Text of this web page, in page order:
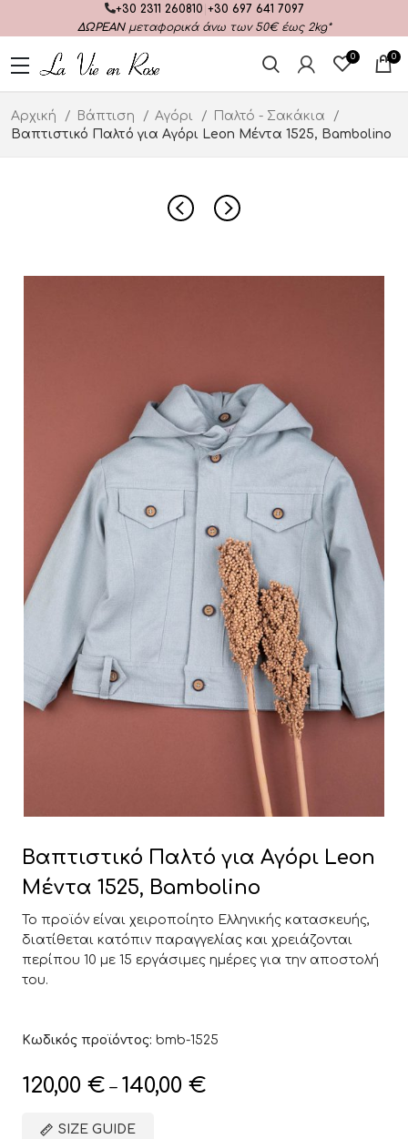
+30 2311 260810 +30 697 641 7097
ΔΩΡΕΑΝμεταφορικά άνω των 50€ έως 2kg*
0 0
Αρχική Βάπτιση Αγόρι
Παλτό - Σακάκια
Βαπτιστικό Παλτό για Αγόρι Leon Μέντα 1525, Bambolino
Βαπτιστικό Παλτό για Αγόρι Leon
Μέντα 1525, Bambolino
Το προϊόν είναι χειροποίητο Ελληνικής κατασκευής,
διατίθεται κατόπιν παραγγελίας και χρειάζονται
περίπου 10 με 15 εργάσιμες ημέρες για την αποστολή
του.
Κωδικός προϊόντος: bmb-1525
120,00 € – 140,00 €
SIZE GUIDE